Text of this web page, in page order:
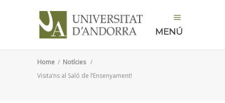
MENÚ
Home / Notícies /
Visita’ns al Saló de l’Ensenyament!